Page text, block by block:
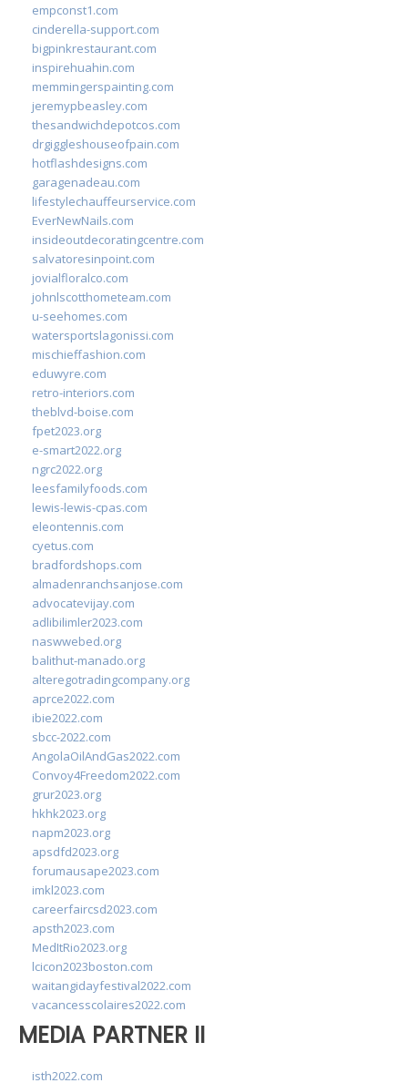
empconst1.com
cinderella-support.com
bigpinkrestaurant.com
inspirehuahin.com
memmingerspainting.com
jeremypbeasley.com
thesandwichdepotcos.com
drgiggleshouseofpain.com
hotflashdesigns.com
garagenadeau.com
lifestylechauffeurservice.com
EverNewNails.com
insideoutdecoratingcentre.com
salvatoresinpoint.com
jovialfloralco.com
johnlscotthometeam.com
u-seehomes.com
watersportslagonissi.com
mischieffashion.com
eduwyre.com
retro-interiors.com
theblvd-boise.com
fpet2023.org
e-smart2022.org
ngrc2022.org
leesfamilyfoods.com
lewis-lewis-cpas.com
eleontennis.com
cyetus.com
bradfordshops.com
almadenranchsanjose.com
advocatevijay.com
adlibilimler2023.com
naswwebed.org
balithut-manado.org
alteregotradingcompany.org
aprce2022.com
ibie2022.com
sbcc-2022.com
AngolaOilAndGas2022.com
Convoy4Freedom2022.com
grur2023.org
hkhk2023.org
napm2023.org
apsdfd2023.org
forumausape2023.com
imkl2023.com
careerfaircsd2023.com
apsth2023.com
MedItRio2023.org
lcicon2023boston.com
waitangidayfestival2022.com
vacancesscolaires2022.com
MEDIA PARTNER II
isth2022.com